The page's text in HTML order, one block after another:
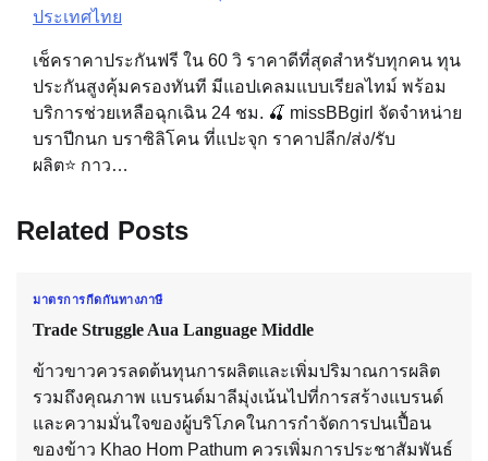
ประเทศไทย
เช็คราคาประกันฟรี ใน 60 วิ ราคาดีที่สุดสำหรับทุกคน ทุน
ประกันสูงคุ้มครองทันที มีแอปเคลมแบบเรียลไทม์ พร้อม
บริการช่วยเหลือฉุกเฉิน 24 ชม. 🍒 missBBgirl จัดจำหน่าย
บราปีกนก บราซิลิโคน ที่แปะจุก ราคาปลีก/ส่ง/รับ
ผลิต⭐️ กาว…
Related Posts
มาตรการกีดกันทางภาษี
Trade Struggle Aua Language Middle
ข้าวขาวควรลดต้นทุนการผลิตและเพิ่มปริมาณการผลิต
รวมถึงคุณภาพ แบรนด์มาลีมุ่งเน้นไปที่การสร้างแบรนด์
และความมั่นใจของผู้บริโภคในการกำจัดการปนเปื้อน
ของข้าว Khao Hom Pathum ควรเพิ่มการประชาสัมพันธ์